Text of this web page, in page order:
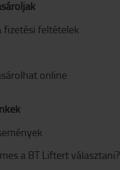
fizetési feltételek
online
a BT Liftert választani?